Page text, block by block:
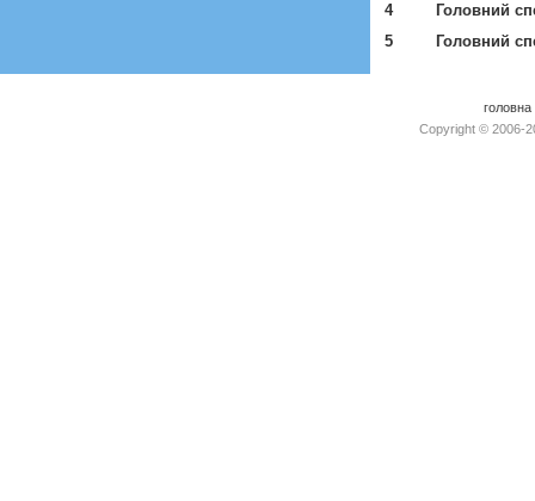
4
Головний
5
Головний
головна
Copyright © 2006-